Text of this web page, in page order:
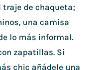
traje de chaqueta;
una camisa
lo más informal.
zapatillas. Si
chic añádele una